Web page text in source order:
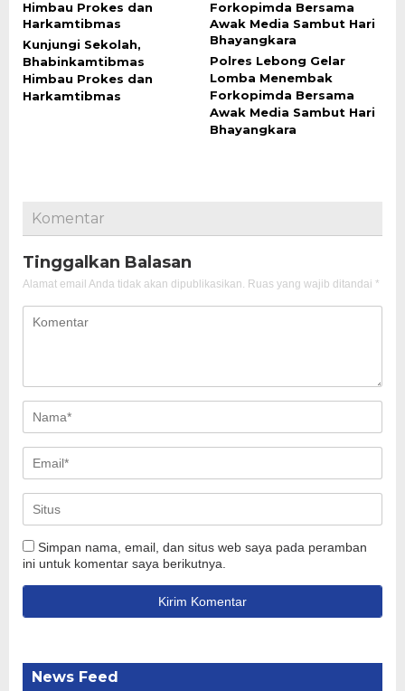
Kunjungi Sekolah,
Bhabinkamtibmas
Himbau Prokes dan
Harkamtibmas
Polres Lebong Gelar
Lomba Menembak
Forkopimda Bersama
Awak Media Sambut Hari
Bhayangkara
Komentar
Tinggalkan Balasan
Alamat email Anda tidak akan dipublikasikan. Ruas yang wajib ditandai *
Simpan nama, email, dan situs web saya pada peramban
ini untuk komentar saya berikutnya.
News Feed